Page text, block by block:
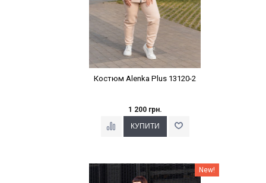
Костюм Alenka Plus 13120-2
1 200 грн.
Наклейки Варіант з % New!